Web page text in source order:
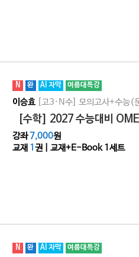
N 완 AI 자막 여름대특강
이승효 [고3·N수] 모의고사+수능(
[수학] 2027 수능대비
강좌7,000원
교재 1 권 | 교재+E-Book 1세트
N 완 AI 자막 여름대특강